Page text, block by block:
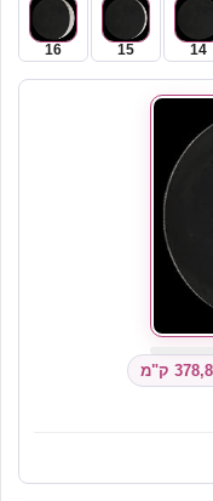
14
15
16
ק"מ